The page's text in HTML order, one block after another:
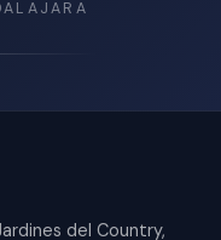
del Country,